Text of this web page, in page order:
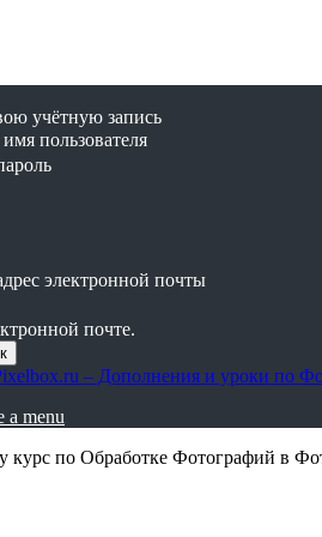
учётную запись
пользователя
электронной почты
почте.
– Дополнения и уроки по
a menu
курс по Обработке Фотографий в